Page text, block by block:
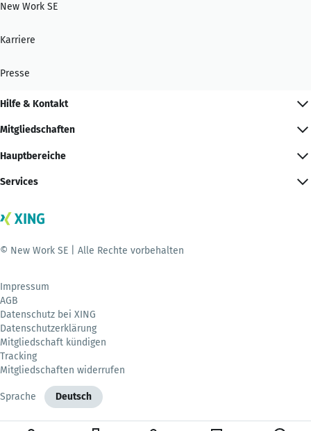
New Work SE
Karriere
Presse
Hilfe & Kontakt
Mitgliedschaften
Hauptbereiche
Services
© New Work SE | Alle Rechte vorbehalten
Impressum
AGB
Datenschutz bei XING
Datenschutzerklärung
Mitgliedschaft kündigen
Tracking
Mitgliedschaften widerrufen
Sprache Deutsch